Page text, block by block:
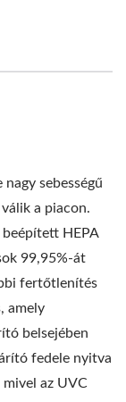
sebességű
a piacon.
HEPA
99,95%-át
fertőtlenítés
amely
belsejében
fedele nyitva
mivel az UVC